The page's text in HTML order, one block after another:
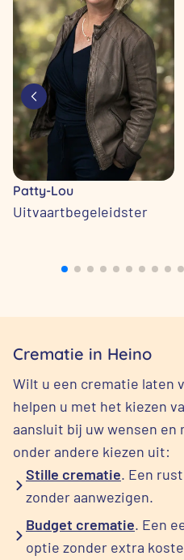
Patty-Lou
Uitvaartbegeleidster
Crematie in Heino
Wilt u een crematie laten
helpen u met het kiezen
aansluit bij uw wensen en
onder andere kiezen uit:
Stille crematie. Een
zonder aanwezigen.
Budget crematie. Een
optie zonder extra